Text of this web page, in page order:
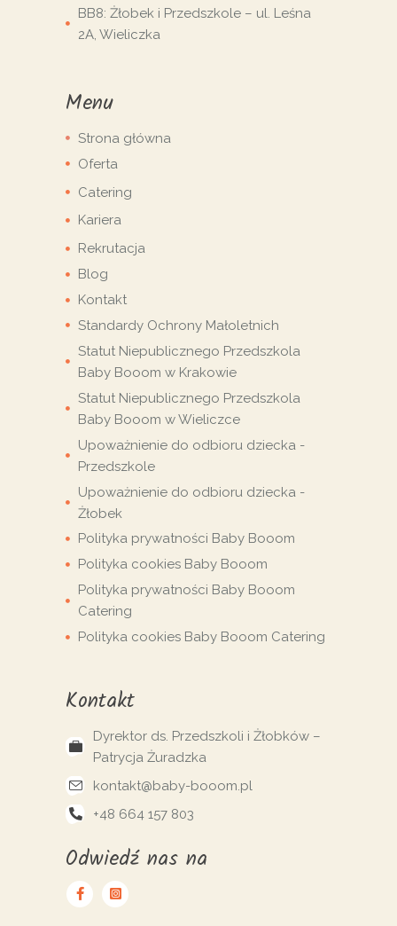
BB8: Żłobek i Przedszkole – ul. Leśna
2A, Wieliczka
Menu
Strona główna
Oferta
Catering
Kariera
Rekrutacja
Blog
Kontakt
Standardy Ochrony Małoletnich
Statut Niepublicznego Przedszkola
Baby Booom w Krakowie
Statut Niepublicznego Przedszkola
Baby Booom w Wieliczce
Upoważnienie do odbioru dziecka -
Przedszkole
Upoważnienie do odbioru dziecka -
Żłobek
Polityka prywatności Baby Booom
Polityka cookies Baby Booom
Polityka prywatności Baby Booom
Catering
Polityka cookies Baby Booom Catering
Kontakt
Dyrektor ds. Przedszkoli i Żłobków –
Patrycja Żuradzka
kontakt@baby-booom.pl
+48 664 157 803
Odwiedź nas na